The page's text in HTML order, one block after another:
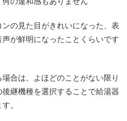
の見た目がきれいになった、表
が鮮明になったことくらいです
合は、よほどのことがない限り
継機種を選択することで給湯器
。